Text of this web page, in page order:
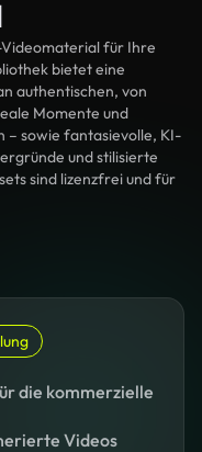
für Ihre
bietet eine
authentischen, von
Momente und
– sowie fantasievolle, KI-
und stilisierte
sind lizenzfrei und für
die kommerzielle
Videos